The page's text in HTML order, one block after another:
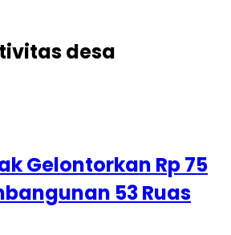
desa
Gelontorkan Rp 75
53 Ruas